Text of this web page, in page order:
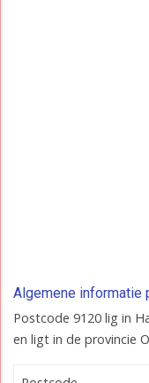
Algemene informatie
Postcode 9120 lig in
en ligt in de provincie